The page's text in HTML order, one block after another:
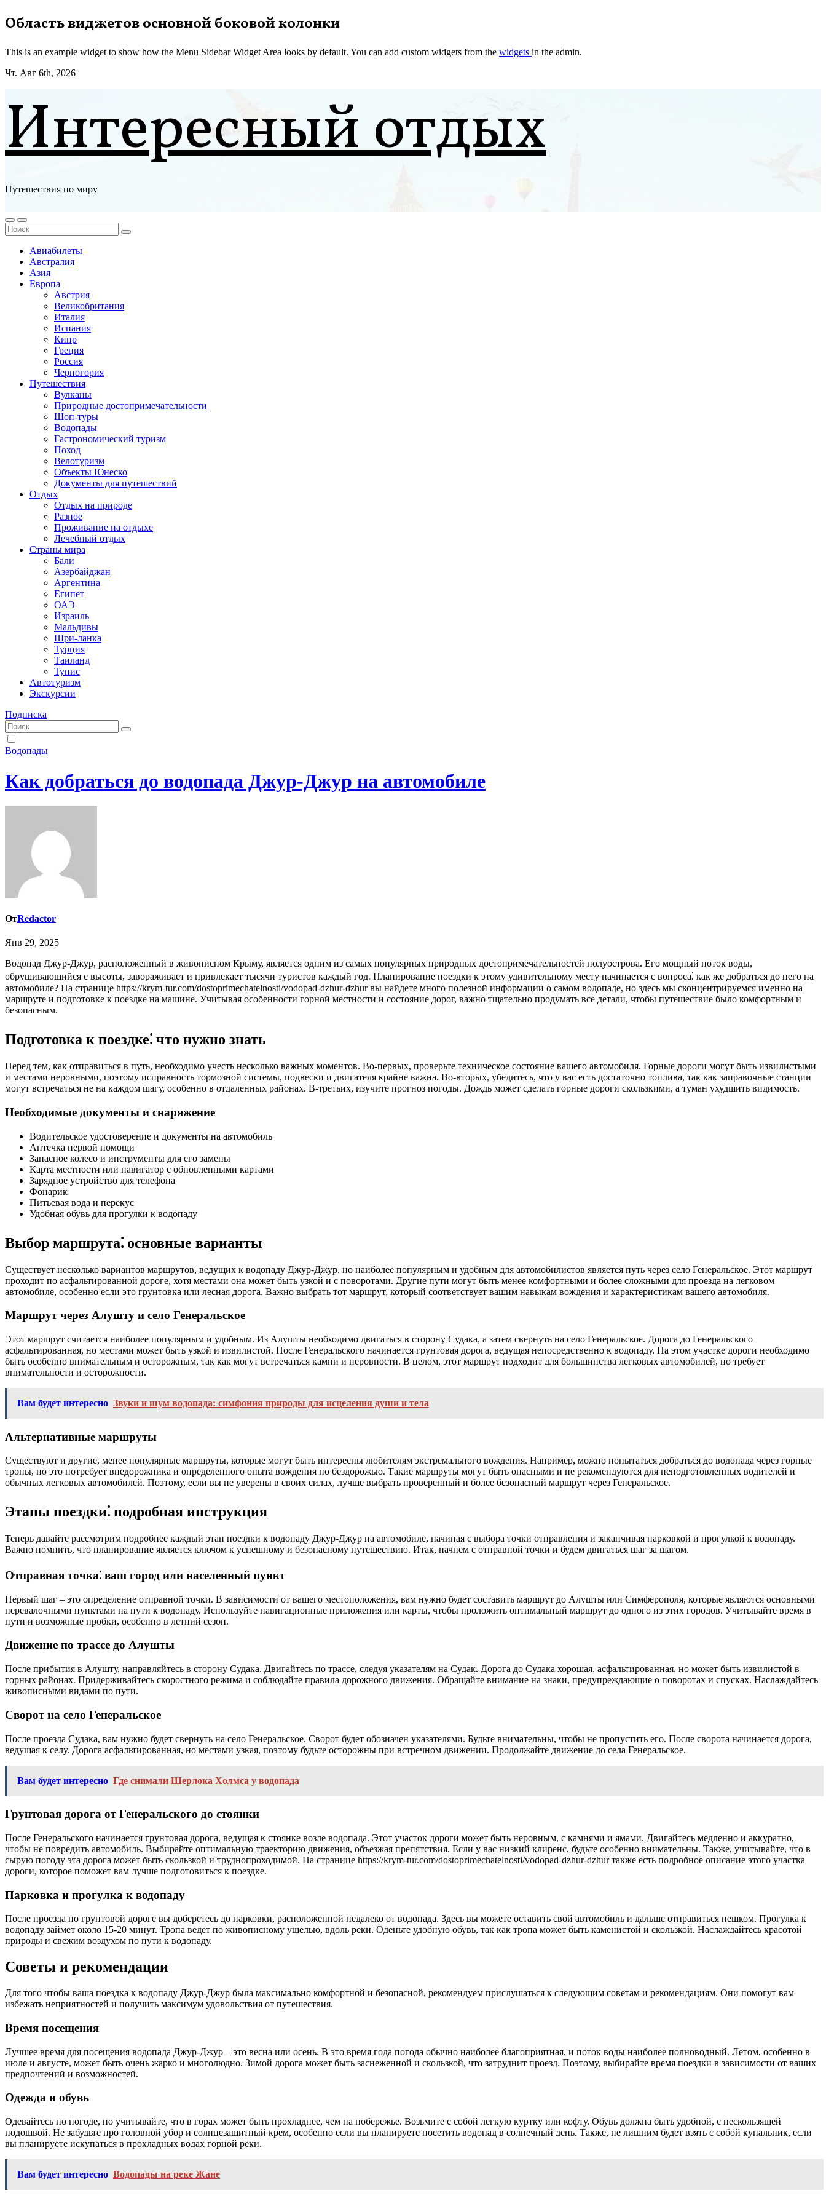
Перейти
к
Область виджетов основной боковой колонки
This is an example widget to show how the Menu Sidebar Widget Area looks by default. You can add custom widgets from the widgets in the admin.
Чт. Авг 6th, 2026
Интересный отдых
Путешествия по миру
Авиабилеты
Австралия
Азия
Европа
Австрия
Великобритания
Италия
Испания
Кипр
Греция
Россия
Черногория
Путешествия
Вулканы
Природные достопримечательности
Шоп-туры
Водопады
Гастрономический туризм
Поход
Велотуризм
Объекты Юнеско
Документы для путешествий
Отдых
Отдых на природе
Разное
Проживание на отдыхе
Лечебный отдых
Страны мира
Бали
Азербайджан
Аргентина
Египет
ОАЭ
Израиль
Мальдивы
Шри-ланка
Турция
Таиланд
Тунис
Автотуризм
Экскурсии
Подписка
Водопады
Как добраться до водопада Джур-Джур на автомобиле
ОтRedactor
Янв 29, 2025
Водопад Джур-Джур, расположенный в живописном Крыму, является одним из самых популярных природных достопримечательностей полуострова. Его мощный поток воды,
обрушивающийся с высоты, завораживает и привлекает тысячи туристов каждый год. Планирование поездки к этому удивительному месту начинается с вопроса⁚ как же добраться до него на
автомобиле? На странице https://krym-tur.com/dostoprimechatelnosti/vodopad-dzhur-dzhur вы найдете много полезной информации о самом водопаде, но здесь мы сконцентрируемся именно на
маршруте и подготовке к поездке на машине. Учитывая особенности горной местности и состояние дорог, важно тщательно продумать все детали, чтобы путешествие было комфортным и
безопасным.
Подготовка к поездке⁚ что нужно знать
Перед тем, как отправиться в путь, необходимо учесть несколько важных моментов. Во-первых, проверьте техническое состояние вашего автомобиля. Горные дороги могут быть извилистыми
и местами неровными, поэтому исправность тормозной системы, подвески и двигателя крайне важна. Во-вторых, убедитесь, что у вас есть достаточно топлива, так как заправочные станции
могут встречаться не на каждом шагу, особенно в отдаленных районах. В-третьих, изучите прогноз погоды. Дождь может сделать горные дороги скользкими, а туман ухудшить видимость.
Необходимые документы и снаряжение
Водительское удостоверение и документы на автомобиль
Аптечка первой помощи
Запасное колесо и инструменты для его замены
Карта местности или навигатор с обновленными картами
Зарядное устройство для телефона
Фонарик
Питьевая вода и перекус
Удобная обувь для прогулки к водопаду
Выбор маршрута⁚ основные варианты
Существует несколько вариантов маршрутов, ведущих к водопаду Джур-Джур, но наиболее популярным и удобным для автомобилистов является путь через село Генеральское. Этот маршрут
проходит по асфальтированной дороге, хотя местами она может быть узкой и с поворотами. Другие пути могут быть менее комфортными и более сложными для проезда на легковом
автомобиле, особенно если это грунтовка или лесная дорога. Важно выбрать тот маршрут, который соответствует вашим навыкам вождения и характеристикам вашего автомобиля.
Маршрут через Алушту и село Генеральское
Этот маршрут считается наиболее популярным и удобным. Из Алушты необходимо двигаться в сторону Судака, а затем свернуть на село Генеральское. Дорога до Генеральского
асфальтированная, но местами может быть узкой и извилистой. После Генеральского начинается грунтовая дорога, ведущая непосредственно к водопаду. На этом участке дороги необходимо
быть особенно внимательным и осторожным, так как могут встречаться камни и неровности. В целом, этот маршрут подходит для большинства легковых автомобилей, но требует
внимательности и осторожности.
Вам будет интересно Звуки и шум водопада: симфония природы для исцеления души и тела
Альтернативные маршруты
Существуют и другие, менее популярные маршруты, которые могут быть интересны любителям экстремального вождения. Например, можно попытаться добраться до водопада через горные
тропы, но это потребует внедорожника и определенного опыта вождения по бездорожью. Такие маршруты могут быть опасными и не рекомендуются для неподготовленных водителей и
обычных легковых автомобилей. Поэтому, если вы не уверены в своих силах, лучше выбрать проверенный и более безопасный маршрут через Генеральское.
Этапы поездки⁚ подробная инструкция
Теперь давайте рассмотрим подробнее каждый этап поездки к водопаду Джур-Джур на автомобиле, начиная с выбора точки отправления и заканчивая парковкой и прогулкой к водопаду.
Важно помнить, что планирование является ключом к успешному и безопасному путешествию. Итак, начнем с отправной точки и будем двигаться шаг за шагом.
Отправная точка⁚ ваш город или населенный пункт
Первый шаг – это определение отправной точки. В зависимости от вашего местоположения, вам нужно будет составить маршрут до Алушты или Симферополя, которые являются основными
перевалочными пунктами на пути к водопаду. Используйте навигационные приложения или карты, чтобы проложить оптимальный маршрут до одного из этих городов. Учитывайте время в
пути и возможные пробки, особенно в летний сезон.
Движение по трассе до Алушты
После прибытия в Алушту, направляйтесь в сторону Судака. Двигайтесь по трассе, следуя указателям на Судак. Дорога до Судака хорошая, асфальтированная, но может быть извилистой в
горных районах. Придерживайтесь скоростного режима и соблюдайте правила дорожного движения. Обращайте внимание на знаки, предупреждающие о поворотах и спусках. Наслаждайтесь
живописными видами по пути.
Сворот на село Генеральское
После проезда Судака, вам нужно будет свернуть на село Генеральское. Сворот будет обозначен указателями. Будьте внимательны, чтобы не пропустить его. После сворота начинается дорога,
ведущая к селу. Дорога асфальтированная, но местами узкая, поэтому будьте осторожны при встречном движении. Продолжайте движение до села Генеральское.
Вам будет интересно Где снимали Шерлока Холмса у водопада
Грунтовая дорога от Генеральского до стоянки
После Генеральского начинается грунтовая дорога, ведущая к стоянке возле водопада. Этот участок дороги может быть неровным, с камнями и ямами. Двигайтесь медленно и аккуратно,
чтобы не повредить автомобиль. Выбирайте оптимальную траекторию движения, объезжая препятствия. Если у вас низкий клиренс, будьте особенно внимательны. Также, учитывайте, что в
сырую погоду эта дорога может быть скользкой и труднопроходимой. На странице https://krym-tur.com/dostoprimechatelnosti/vodopad-dzhur-dzhur также есть подробное описание этого участка
дороги, которое поможет вам лучше подготовиться к поездке.
Парковка и прогулка к водопаду
После проезда по грунтовой дороге вы доберетесь до парковки, расположенной недалеко от водопада. Здесь вы можете оставить свой автомобиль и дальше отправиться пешком. Прогулка к
водопаду займет около 15-20 минут. Тропа ведет по живописному ущелью, вдоль реки. Оденьте удобную обувь, так как тропа может быть каменистой и скользкой. Наслаждайтесь красотой
природы и свежим воздухом по пути к водопаду.
Советы и рекомендации
Для того чтобы ваша поездка к водопаду Джур-Джур была максимально комфортной и безопасной, рекомендуем прислушаться к следующим советам и рекомендациям. Они помогут вам
избежать неприятностей и получить максимум удовольствия от путешествия.
Время посещения
Лучшее время для посещения водопада Джур-Джур – это весна или осень. В это время года погода обычно наиболее благоприятная, и поток воды наиболее полноводный. Летом, особенно в
июле и августе, может быть очень жарко и многолюдно. Зимой дорога может быть заснеженной и скользкой, что затруднит проезд. Поэтому, выбирайте время поездки в зависимости от ваших
предпочтений и возможностей.
Одежда и обувь
Одевайтесь по погоде, но учитывайте, что в горах может быть прохладнее, чем на побережье. Возьмите с собой легкую куртку или кофту. Обувь должна быть удобной, с нескользящей
подошвой. Не забудьте про головной убор и солнцезащитный крем, особенно если вы планируете посетить водопад в солнечный день. Также, не лишним будет взять с собой купальник, если
вы планируете искупаться в прохладных водах горной реки.
Вам будет интересно Водопады на реке Жане